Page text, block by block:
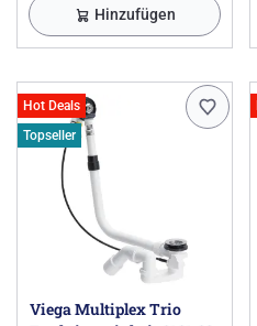
Hinzufügen
Hot Deals
Topseller
Viega Multiplex Trio